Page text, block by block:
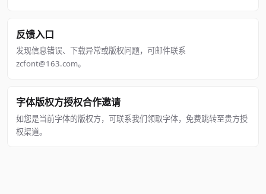
反馈入口
发现信息错误、下载异常或版权问题，可邮件联系
zcfont@163.com。
字体版权方授权合作邀请
如您是当前字体的版权方，可联系我们领取字体，免费跳转至贵方授
权渠道。